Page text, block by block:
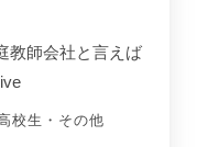
教師会社と言えば
校生 ・ その他